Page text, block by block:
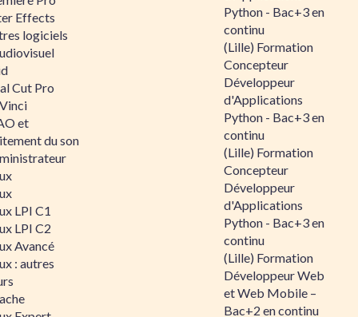
Effects
logiciels
Cut Pro
et
du son
LPI C1
LPI C2
Avancé
: autres
Python - Bac+3 en
continu
(Lille) Formation
Concepteur
Développeur
d'Applications
Python - Bac+3 en
continu
(Lille) Formation
Concepteur
Développeur
d'Applications
Python - Bac+3 en
continu
(Lille) Formation
Développeur Web
et Web Mobile –
Bac+2 en continu